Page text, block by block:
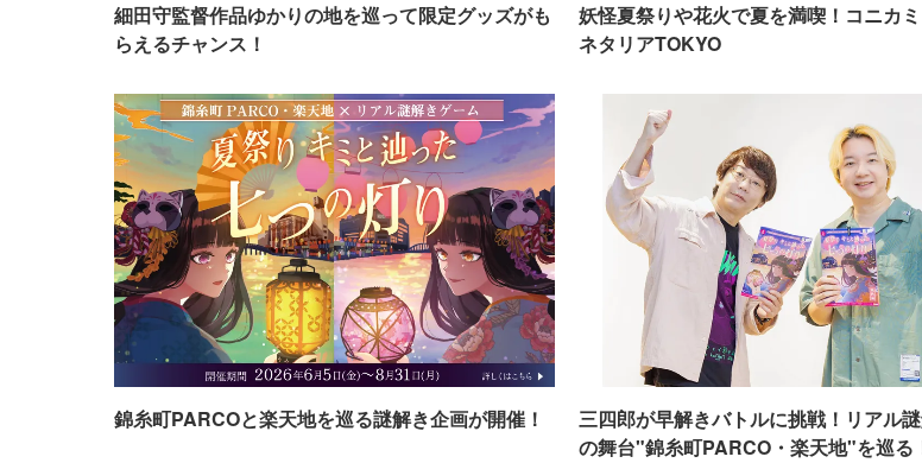
細田守監督作品ゆかりの地を巡って限定グッズがも
らえるチャンス！
妖怪夏祭りや花火で夏を満喫！コニカ
ネタリアTOKYO
錦糸町PARCOと楽天地を巡る謎解き企画が開催！
三四郎が早解きバトルに挑戦！リアル
の舞台"錦糸町PARCO・楽天地"を巡る